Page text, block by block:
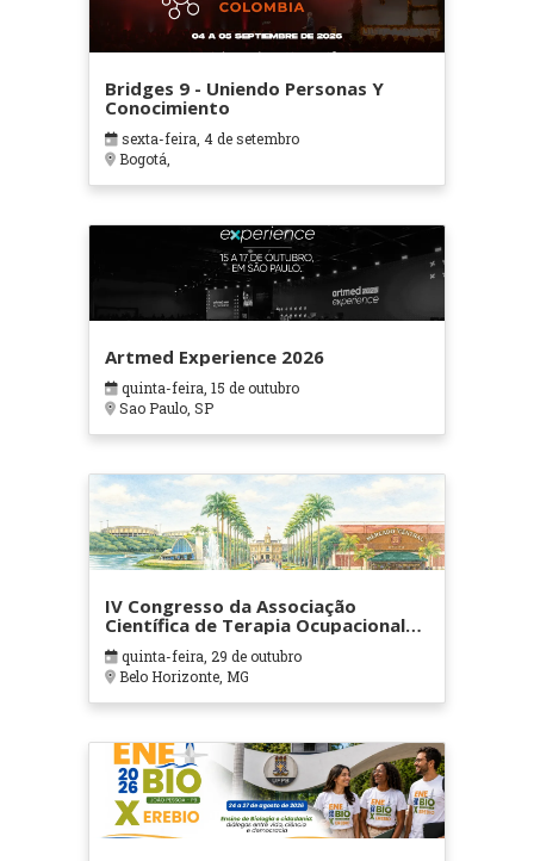
Bridges 9 - Uniendo Personas Y
Conocimiento
sexta-feira, 4 de setembro
Bogotá,
Artmed Experience 2026
quinta-feira, 15 de outubro
Sao Paulo, SP
IV Congresso da Associação
Científica de Terapia Ocupacional
em Contextos Hospitalares e
Cuidados Paliativos - ATOHOSP
quinta-feira, 29 de outubro
Belo Horizonte, MG